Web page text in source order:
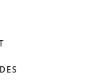
Informació bàsica
usuaris i trametre
Destinataris:
També es pot instar